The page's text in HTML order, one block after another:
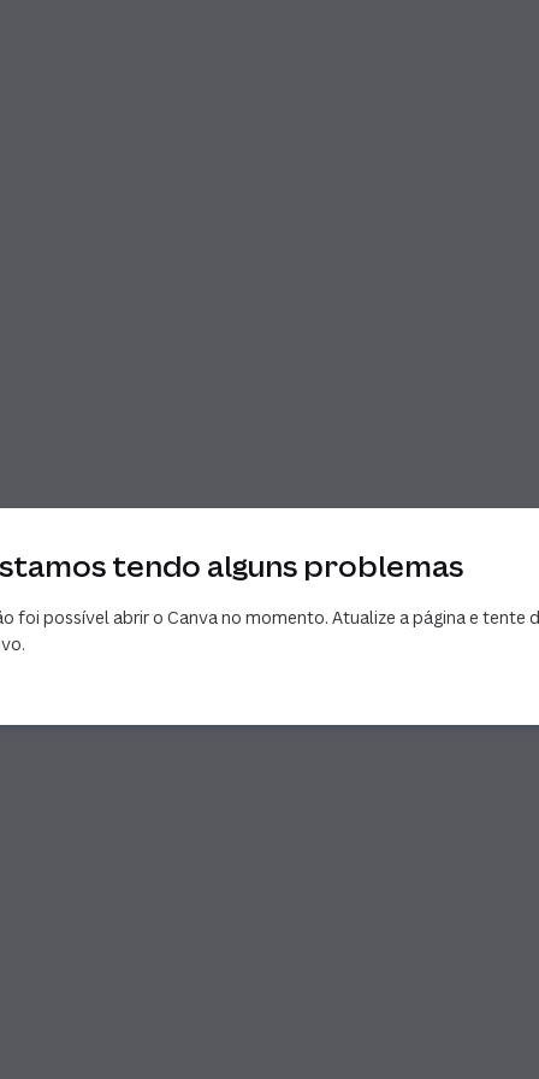
tendo alguns problemas
foi possível abrir o Canva no momento. Atualize a página e tente